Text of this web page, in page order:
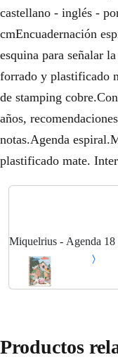
castellano - inglés -
cmEncuadernación
esquina para señalar
forrado y plastificado
de stamping
años,
notas.Agenda
plastificado mate.
Miquelrius - Agenda 18
2024, Tamaño 15,5 x
Inglés-Portugués
Productos